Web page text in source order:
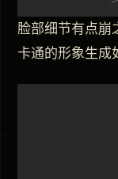
脸部细节有点崩
卡通的形象生成